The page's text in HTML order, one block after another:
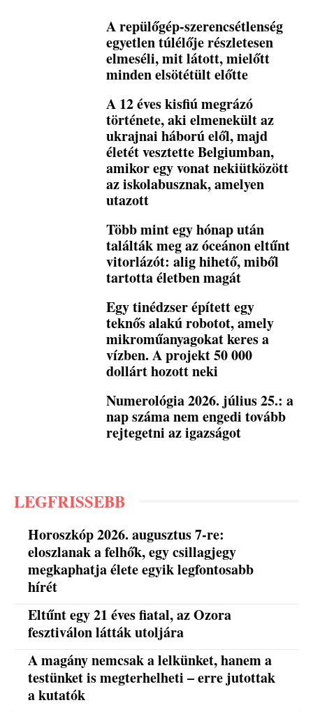
A repülőgép-szerencsétlenség
egyetlen túlélője részletesen
elmeséli, mit látott, mielőtt
minden elsötétült előtte
A 12 éves kisfiú megrázó
története, aki elmenekült az
ukrajnai háború elől, majd
életét vesztette Belgiumban,
amikor egy vonat nekiütközött
az iskolabusznak, amelyen
utazott
Több mint egy hónap után
találták meg az óceánon eltűnt
vitorlázót: alig hihető, miből
tartotta életben magát
Egy tinédzser épített egy
teknős alakú robotot, amely
mikroműanyagokat keres a
vízben. A projekt 50 000
dollárt hozott neki
Numerológia 2026. július 25.: a
nap száma nem engedi tovább
rejtegetni az igazságot
LEGFRISSEBB
Horoszkóp 2026. augusztus 7-re:
eloszlanak a felhők, egy csillagjegy
megkaphatja élete egyik legfontosabb
hírét
Eltűnt egy 21 éves fiatal, az Ozora
fesztiválon látták utoljára
A magány nemcsak a lelkünket, hanem a
testünket is megterhelheti – erre jutottak
a kutatók